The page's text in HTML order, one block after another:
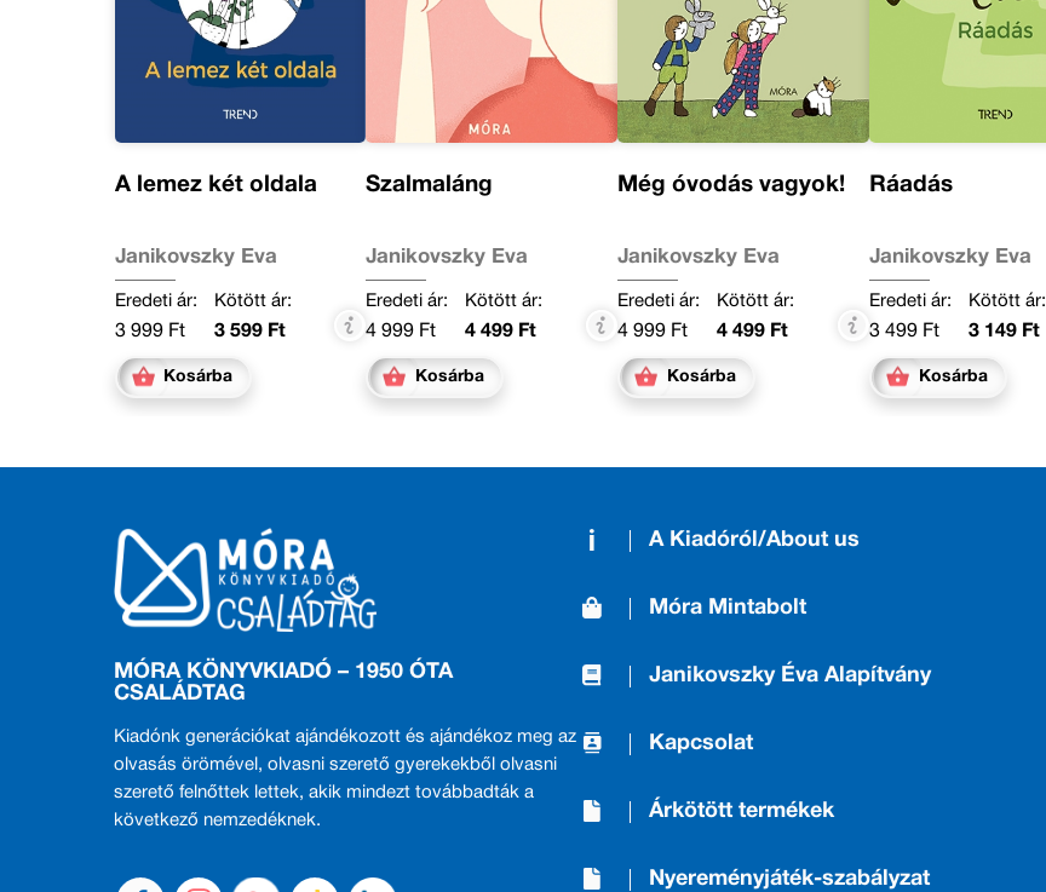
A lemez két oldala
Janikovszky Éva
Eredeti ár:
3 999 Ft
Kötött ár:
3 599 Ft
Kosárba
Szalmaláng
Janikovszky Éva
Eredeti ár:
4 999 Ft
Kötött ár:
4 499 Ft
Kosárba
Még óvodás vagyok!
Janikovszky Éva
Eredeti ár:
4 999 Ft
Kötött ár:
4 499 Ft
Kosárba
Ráadás
Janikovszky Éva
Eredeti ár:
3 499 Ft
Kötött ár:
3 149 Ft
Kosárba
MÓRA KÖNYVKIADÓ – 1950 ÓTA
CSALÁDTAG
Kiadónk generációkat ajándékozott és ajándékoz meg az
olvasás örömével, olvasni szerető gyerekekből olvasni
szerető felnőttek lettek, akik mindezt továbbadták a
következő nemzedéknek.
A Kiadóról/About us
Móra Mintabolt
Janikovszky Éva Alapítvány
Kapcsolat
Árkötött termékek
Nyereményjáték-szabályzat